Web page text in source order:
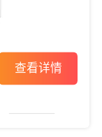
查看详情